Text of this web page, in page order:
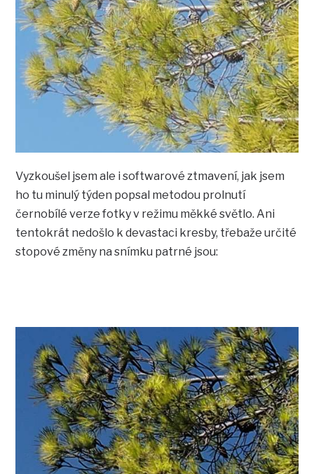
Vyzkoušel jsem ale i softwarové ztmavení, jak jsem
ho tu minulý týden popsal metodou prolnutí
černobílé verze fotky v režimu měkké světlo. Ani
tentokrát nedošlo k devastaci kresby, třebaže určité
stopové změny na snímku patrné jsou: